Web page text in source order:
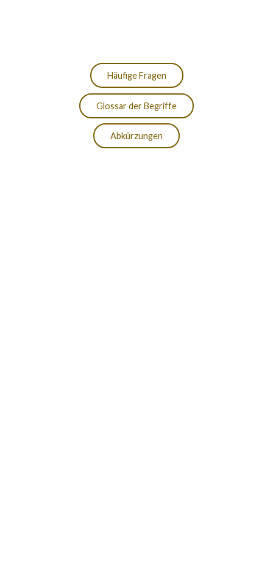
Häufige Fragen
Glossar der Begriffe
Abkürzungen